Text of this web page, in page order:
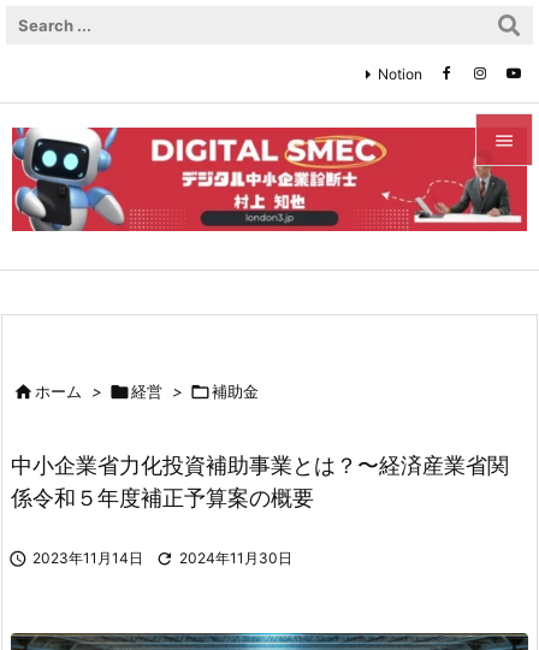


メニュ

検索
Notion
ホーム > 経営 > 補助金
中小企業省力化投資補助事業とは？〜経済産業省関
係令和５年度補正予算案の概要
 2023年11月14日  2024年11月30日